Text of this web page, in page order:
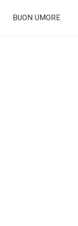
BUON UMORE